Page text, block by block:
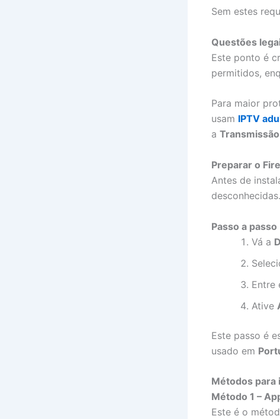
Sem estes
Questões
Este ponto é
permitidos,
Para maior
usam IPTV
a
Preparar o
Antes de
desconhecidas.
Passo a passo
Vá a
Entre
Ative
Este passo é
usado em
Métodos para
Método 1 –
Este é o